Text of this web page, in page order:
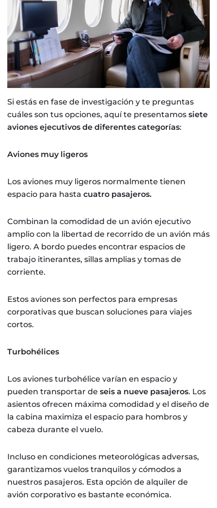
Si estás en fase de investigación y te preguntas
cuáles son tus opciones, aquí te presentamos siete
aviones ejecutivos de diferentes categorías:
Aviones muy ligeros
Los aviones muy ligeros normalmente tienen
espacio para hasta cuatro pasajeros.
Combinan la comodidad de un avión ejecutivo
amplio con la libertad de recorrido de un avión más
ligero. A bordo puedes encontrar espacios de
trabajo itinerantes, sillas amplias y tomas de
corriente.
Estos aviones son perfectos para empresas
corporativas que buscan soluciones para viajes
cortos.
Turbohélices
Los aviones turbohélice varían en espacio y
pueden transportar de seis a nueve pasajeros. Los
asientos ofrecen máxima comodidad y el diseño de
la cabina maximiza el espacio para hombros y
cabeza durante el vuelo.
Incluso en condiciones meteorológicas adversas,
garantizamos vuelos tranquilos y cómodos a
nuestros pasajeros. Esta opción de alquiler de
avión corporativo es bastante económica.